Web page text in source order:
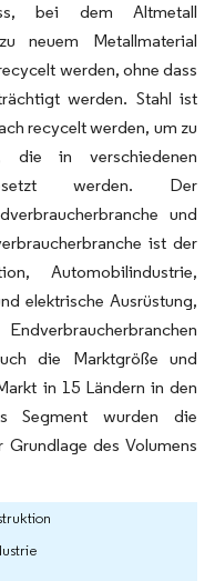
bei dem Altmetall
neuem Metallmaterial
werden, ohne dass
werden. Stahl ist
recycelt werden, um zu
die in verschiedenen
werden. Der
und
ist der
Automobilindustrie,
elektrische Ausrüstung,
die Marktgröße und
in 15 Ländern in den
Segment wurden die
des Volumens